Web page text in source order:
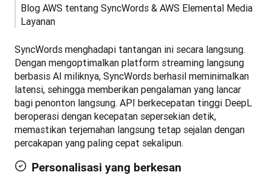
Blog AWS tentang SyncWords & AWS Elemental Media
Layanan
SyncWords menghadapi tantangan ini secara langsung.
Dengan mengoptimalkan platform streaming langsung
berbasis AI miliknya, SyncWords berhasil meminimalkan
latensi, sehingga memberikan pengalaman yang lancar
bagi penonton langsung. API berkecepatan tinggi DeepL
beroperasi dengan kecepatan sepersekian detik,
memastikan terjemahan langsung tetap sejalan dengan
percakapan yang paling cepat sekalipun.
Personalisasi yang berkesan